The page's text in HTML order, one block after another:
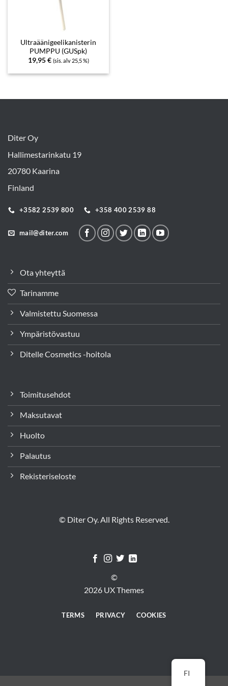
Ultraäänigeelikanisterin
PUMPPU (GUSpk)
19,95€ (sis. alv 25,5 %)
Diter Oy
Hallimestarinkatu 19
20780 Kaarina
Finland
+3582 2539 800 +358 400 2539 88
mail@diter.com
Ota yhteyttä
Tarinamme
Valmistettu Suomessa
Ympäristövastuu
Ditelle Cosmetics -hoitola
Toimitusehdot
Maksutavat
Huolto
Palautus
Rekisteriseloste
© Diter Oy. All Rights Reserved.
©
2026 UX Themes
TERMS PRIVACY COOKIES
FI